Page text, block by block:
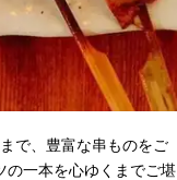
で、豊富な串ものをご
の一本を心ゆくまでご堪